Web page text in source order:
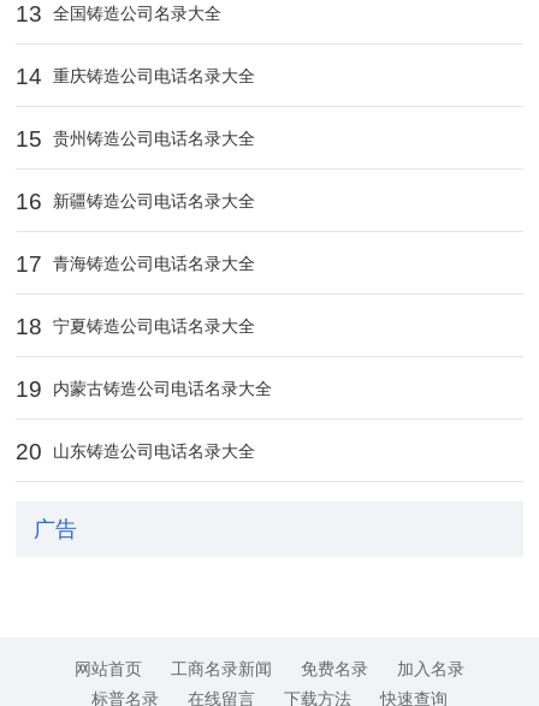
13 全国铸造公司名录大全
14 重庆铸造公司电话名录大全
15 贵州铸造公司电话名录大全
16 新疆铸造公司电话名录大全
17 青海铸造公司电话名录大全
18 宁夏铸造公司电话名录大全
19 内蒙古铸造公司电话名录大全
20 山东铸造公司电话名录大全
广告
网站首页 工商名录新闻 免费名录
加入名录
标普名录
在线留言 下载方法 快速查询